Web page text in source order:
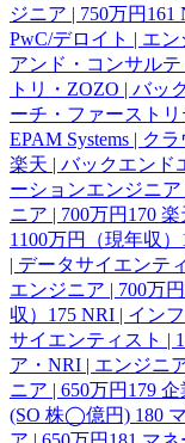
ジニア | 750万円 161
PwC/デロイト | エン
アンド・コンサルテ
トリ・ZOZO | バッ
ーチ・ファーストリ
EPAM Systems | ク
楽天 | バックエンド
ーションエンジニア
ニア | 700万円 170 楽
1100万円（現年収）
| データサイエンテ
エンジニア | 700万
収） 175 NRI | イン
サイエンティスト |
ア・NRI | エンジニ
ニア | 650万円 179 企
(SO 株◯億円) 180